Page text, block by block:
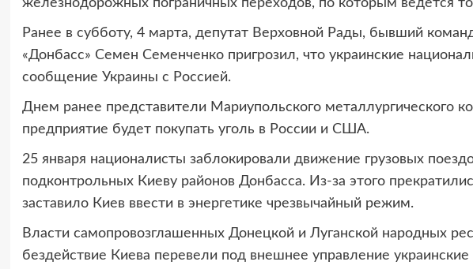
железнодорожных пограничных переходов, по которым ведется
Ранее в субботу, 4 марта, депутат Верховной Рады, бывший
«Донбасс» Семен Семенченко пригрозил, что украинские
сообщение Украины с Россией.
Днем ранее представители Мариупольского металлургического
предприятие будет покупать уголь в России и США.
25 января националисты заблокировали движение грузовых
подконтрольных Киеву районов Донбасса. Из-за этого
заставило Киев ввести в энергетике чрезвычайный режим.
Власти самопровозглашенных Донецкой и Луганской народных
бездействие Киева перевели под внешнее управление